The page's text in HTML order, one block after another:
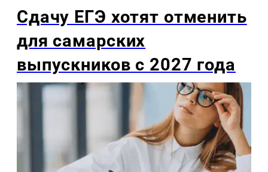
Сдачу ЕГЭ хотят отменить
для самарских
выпускников с 2027 года